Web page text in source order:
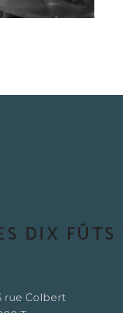
DIX FÛTS
rue Colbert